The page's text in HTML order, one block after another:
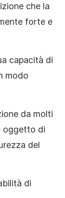
che la
forte e
capacità di
modo
da molti
oggetto di
del
di